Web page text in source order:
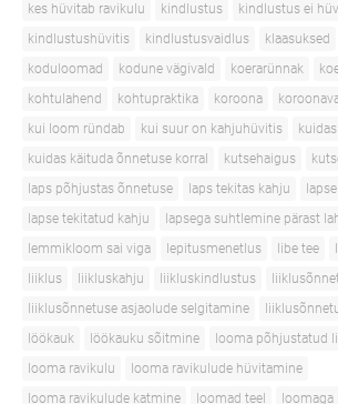
kes hüvitab ravikulu
kindlustus kindlustus ei
kindlustushüvitis
kindlustusvaidlus klaasuksed
koduloomad
kodune vägivald koerarünnak
kohtulahend
kohtupraktika koroona
kui loom ründab
kui suur on kahjuhüvitis
kuidas käituda õnnetuse korral
kutsehaigus
laps põhjustas õnnetuse
laps tekitas kahju
lapse tekitatud kahju
lapsega suhtlemine pärast
lemmikloom sai viga
lepitusmenetlus libe tee
liiklus
liikluskahju liikluskindlustus
liiklusõnnetuse asjaolude selgitamine
löökauk
löökauku sõitmine
looma põhjustatud
looma ravikulu
looma ravikulude hüvitamine
looma ravikulude katmine
loomad teel